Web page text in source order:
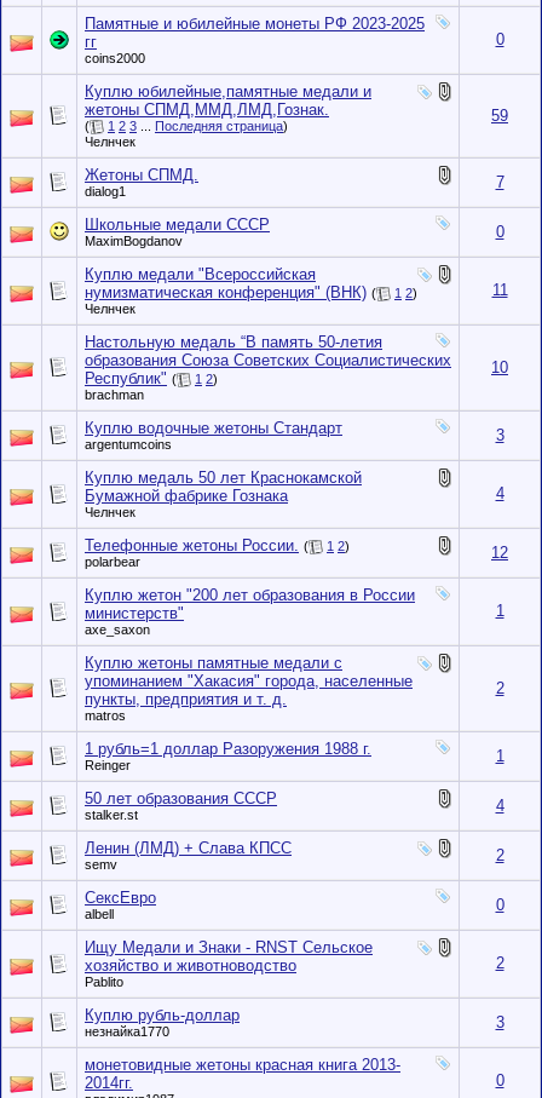
Памятные и юбилейные монеты РФ 2023-2025
гг
coins2000
0
Куплю юбилейные,памятные медали и
жетоны СПМД,ММД,ЛМД,Гознак.
( 1 2 3 Последняя страница)
Челнчек
59
Жетоны СПМД.
dialog1 7
Школьные медали СССР
MaximBogdanov 0
Куплю медали "Всероссийская
нумизматическая конференция" (ВНК) ( 1 2)
Челнчек
11
Настольную медаль “В память 50-летия
образования Союза Советских Социалистических
Республик" ( 1 2)
brachman
10
Куплю водочные жетоны Стандарт
argentumcoins 3
Куплю медаль 50 лет Краснокамской
Бумажной фабрике Гознака
Челнчек
4
Телефонные жетоны России. ( 1 2)
polarbear
12
Куплю жетон "200 лет образования в России
министерств"
axe_saxon
1
Куплю жетоны памятные медали с
упоминанием "Хакасия" города, населенные
пункты, предприятия и т. д.
matros
2
1 рубль=1 доллар Разоружения 1988 г.
Reinger 1
50 лет образования СССР
stalker.st 4
Ленин (ЛМД) + Слава КПСС
semv 2
СексЕвро
albell 0
Ищу Медали и Знаки - RNST Сельское
хозяйство и животноводство
Pablito
2
Куплю рубль-доллар
незнайка1770 3
монетовидные жетоны красная книга 2013-
2014гг.
0